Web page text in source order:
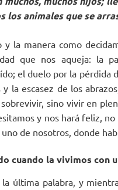
los animales que se
y la manera como
que nos aqueja: la
el duelo por la pérdida
la escasez de los
sino vivir en
y nos hará feliz,
de nosotros, donde
cuando la vivimos con
última palabra, y